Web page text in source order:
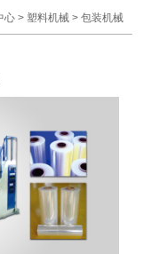
心 > 塑料机械 > 包装机械